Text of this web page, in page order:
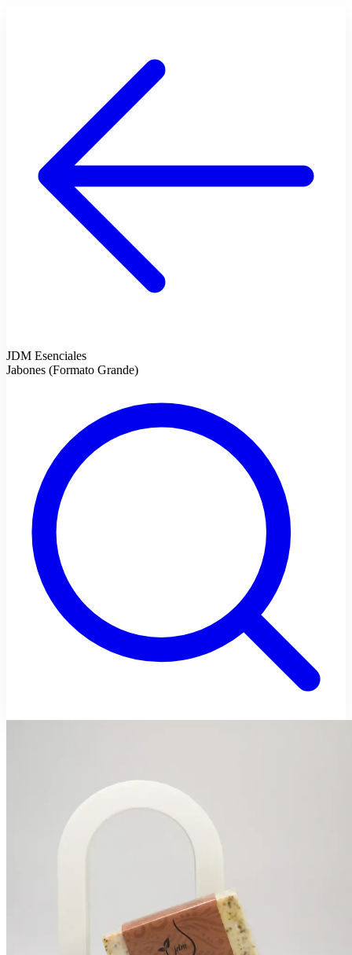
JDM Esenciales
Jabones (Formato Grande)